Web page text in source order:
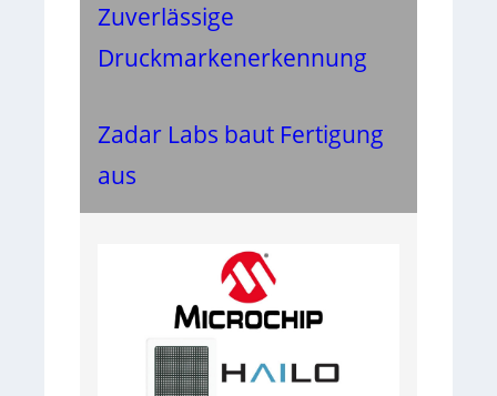
Zuverlässige
Druckmarkenerkennung
Zadar Labs baut Fertigung
aus